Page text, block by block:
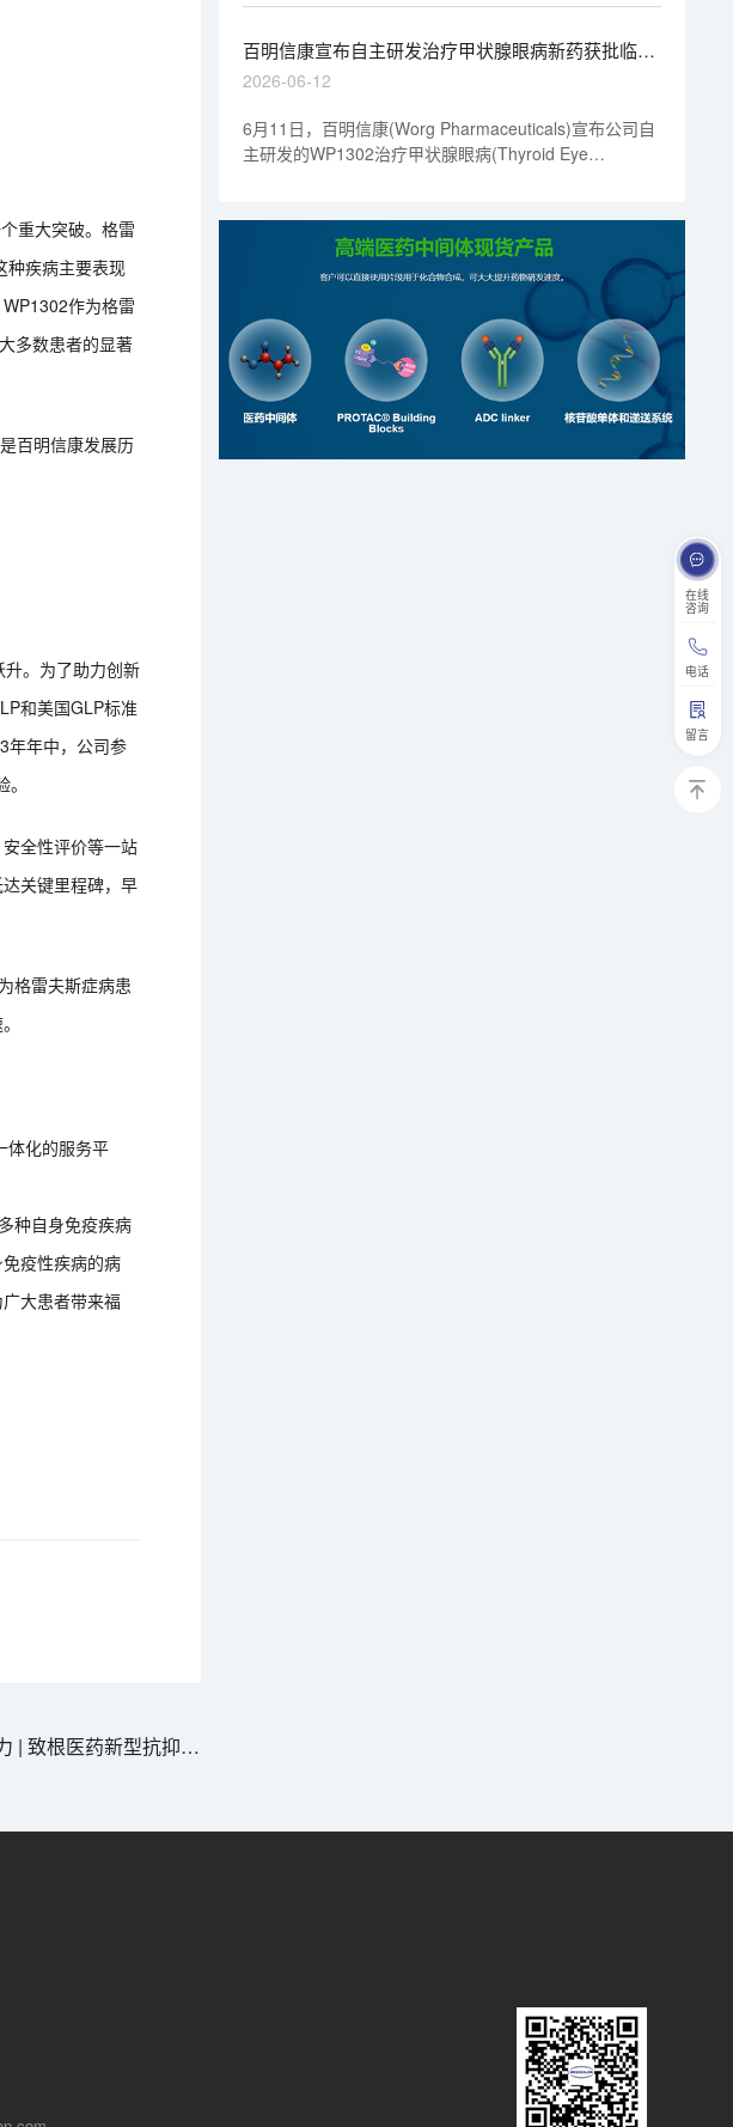
在线
咨询
电话
留言
重大突破。格雷
种疾病主要表现
作为格雷
多数患者的显著
百明信康发展历
。为了助力创新
和美国GLP标准
年年中，公司参
全性评价等一站
关键里程碑，早
格雷夫斯症病患
体化的服务平
种自身免疫疾病
疫性疾病的病
大患者带来福
新型抗抑郁药物ZG-001获准开展临床！
2018年，致力于研发针对过敏性疾病及自身免疫疾病的
新一代特异性免疫疗法。
百明信康宣布自主研发治疗甲状腺眼病新药获批临床
| 1分钟药闻速览
2026-06-12
6月11日，百明信康(Worg Pharmaceuticals)宣布公司自
主研发的WP1302治疗甲状腺眼病(Thyroid Eye